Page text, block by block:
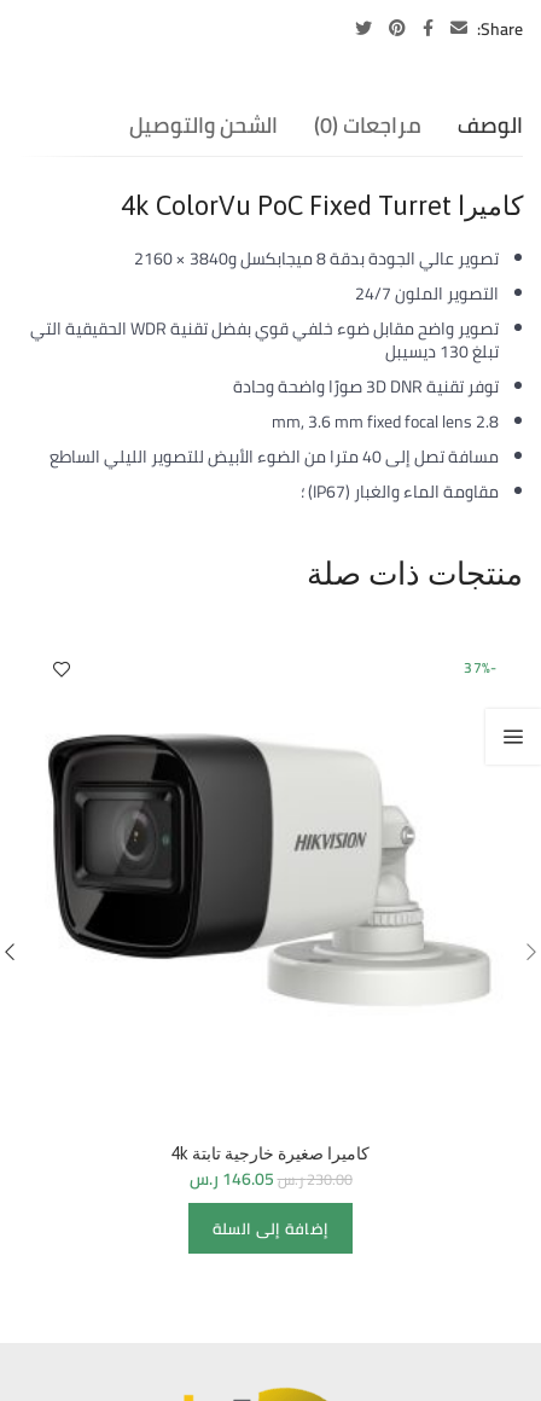
Share:
الوصف مراجعات (0) الشحن والتوصيل
كاميرا 4k ColorVu PoC Fixed Turret
تصوير عالي الجودة بدقة 8 ميجابكسل و3840 × 2160
التصوير الملون 24/7
تصوير واضح مقابل ضوء خلفي قوي بفضل تقنية WDR الحقيقية التي
تبلغ 130 ديسيبل
توفر تقنية 3D DNR صورًا واضحة وحادة
2.8 mm, 3.6 mm fixed focal lens
مسافة تصل إلى 40 مترا من الضوء الأبيض للتصوير الليلي الساطع
مقاومة الماء والغبار (IP67) ؛
منتجات ذات صلة
-37%
كاميرا صغيرة خارجية تابتة 4k
230.00ر.س146.05ر.س
إضافة إلى السلة